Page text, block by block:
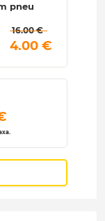
pneu
16.00 €
4.00 €